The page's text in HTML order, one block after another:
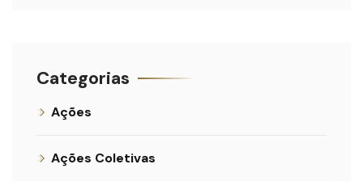
Categorias
Ações
Ações Coletivas